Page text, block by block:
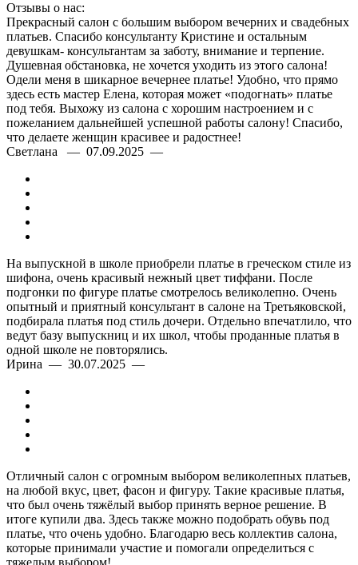
Отзывы о нас:
Прекрасный салон с большим выбором вечерних и свадебных
платьев. Спасибо консультанту Кристине и остальным
девушкам- консультантам за заботу, внимание и терпение.
Душевная обстановка, не хочется уходить из этого салона!
Одели меня в шикарное вечернее платье! Удобно, что прямо
здесь есть мастер Елена, которая может «подогнать» платье
под тебя. Выхожу из салона с хорошим настроением и с
пожеланием дальнейшей успешной работы салону! Спасибо,
что делаете женщин красивее и радостнее!
Светлана — 07.09.2025 —
На выпускной в школе приобрели платье в греческом стиле из
шифона, очень красивый нежный цвет тиффани. После
подгонки по фигуре платье смотрелось великолепно. Очень
опытный и приятный консультант в салоне на Третьяковской,
подбирала платья под стиль дочери. Отдельно впечатлило, что
ведут базу выпускниц и их школ, чтобы проданные платья в
одной школе не повторялись.
Ирина — 30.07.2025 —
Отличный салон с огромным выбором великолепных платьев,
на любой вкус, цвет, фасон и фигуру. Такие красивые платья,
что был очень тяжёлый выбор принять верное решение. В
итоге купили два. Здесь также можно подобрать обувь под
платье, что очень удобно. Благодарю весь коллектив салона,
которые принимали участие и помогали определиться с
тяжелым выбором!